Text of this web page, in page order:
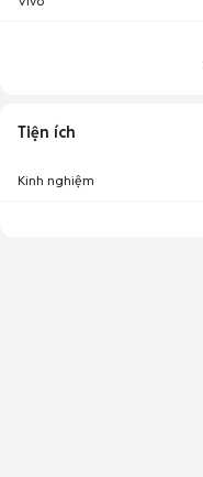
Tiện ích
Kinh nghiệm